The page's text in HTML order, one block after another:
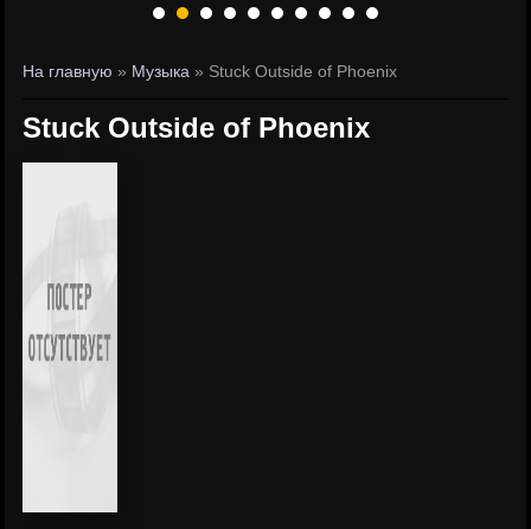
На главную » Музыка » Stuck Outside of Phoenix
Stuck Outside of Phoenix